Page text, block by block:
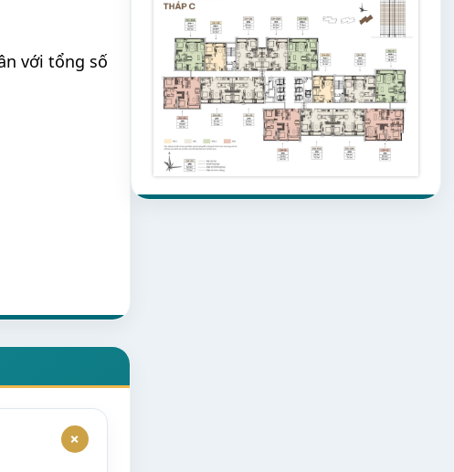
với tổng số
+